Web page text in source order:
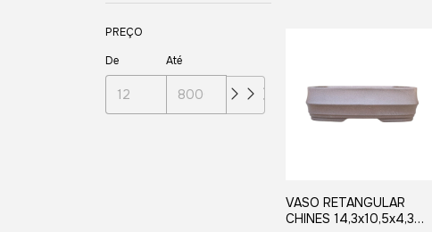
PREÇO
De
Até
VASO RETANGULAR
CHINES 14,3x10,5x4,3